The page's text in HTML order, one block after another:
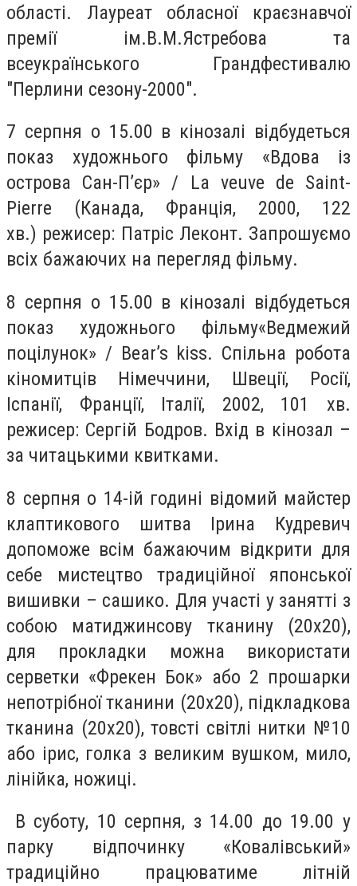
області. Лауреат обласної краєзнавчої
премії ім.В.М.Ястребова та
всеукраїнського Грандфестивалю
"Перлини сезону-2000".
7 серпня о 15.00 в кінозалі відбудеться
показ художнього фільму «Вдова із
острова Сан-П’єр» / La veuve de Saint-
Pierre (Канада, Франція, 2000, 122
хв.) режисер: Патріс Леконт. Запрошуємо
всіх бажаючих на перегляд фільму.
8 серпня о 15.00 в кінозалі відбудеться
показ художнього фільму«Ведмежий
поцілунок» / Bear’s kiss. Спільна робота
кіномитців Німеччини, Швеції, Росії,
Іспанії, Франції, Італії, 2002, 101 хв.
режисер: Сергій Бодров. Вхід в кінозал –
за читацькими квитками.
8 серпня о 14-ій годині відомий майстер
клаптикового шитва Ірина Кудревич
допоможе всім бажаючим відкрити для
себе мистецтво традиційної японської
вишивки – сашико. Для участі у занятті з
собою матиджинсову тканину (20х20),
для прокладки можна використати
серветки «Фрекен Бок» або 2 прошарки
непотрібної тканини (20х20), підкладкова
тканина (20х20), товсті світлі нитки №10
або ірис, голка з великим вушком, мило,
лінійка, ножиці.
В суботу, 10 серпня, з 14.00 до 19.00 у
парку відпочинку «Ковалівський»
традиційно працюватиме літній